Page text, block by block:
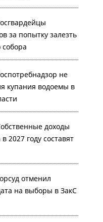
за попытку залезть
не
купания водоемы в
доходы
2027 году составят
отменил
на выборы в ЗакС